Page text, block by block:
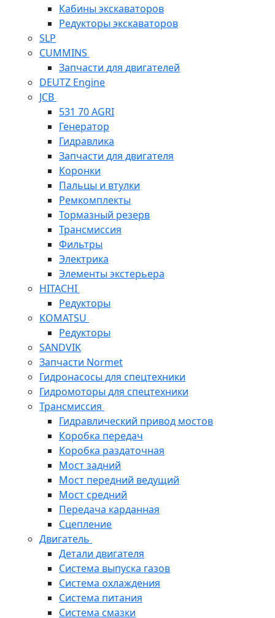
Кабины экскаваторов
Редукторы экскаваторов
SLP
CUMMINS
Запчасти для двигателей
DEUTZ Engine
JCB
531 70 AGRI
Генератор
Гидравлика
Запчасти для двигателя
Коронки
Пальцы и втулки
Ремкомплекты
Тормазный резерв
Трансмиссия
Фильтры
Электрика
Элементы экстерьера
HITACHI
Редукторы
KOMATSU
Редукторы
SANDVIK
Запчасти Normet
Гидронасосы для спецтехники
Гидромоторы для спецтехники
Трансмиссия
Гидравлический привод мостов
Коробка передач
Коробка раздаточная
Мост задний
Мост передний ведущий
Мост средний
Передача карданная
Сцепление
Двигатель
Детали двигателя
Система выпуска газов
Система охлаждения
Система питания
Система смазки